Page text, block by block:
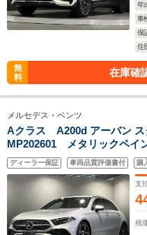
年
車
保
住
無
料
在庫確
メルセデス・ベンツ
Aクラス A200d アーバン ス
MP202601 メタリックペイ
ディーラー保証 車両品質評価書付 購
支
残